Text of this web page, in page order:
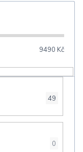
9490 Kč
49
0